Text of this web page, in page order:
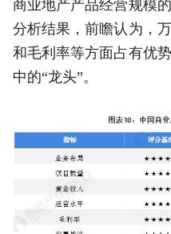
商业地产产品经营规模
分析结果，前瞻认为，
和毛利率等方面占有优
中的“龙头”。